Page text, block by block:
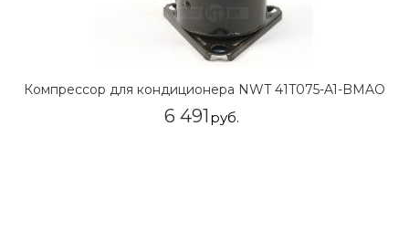
Компрессор для кондиционера NWT 41T075-A1-BMAO
6 491руб.